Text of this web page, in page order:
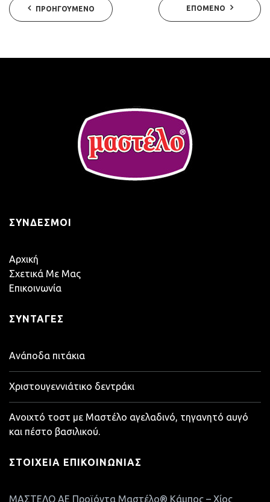
ΠΡΟΗΓΟΎΜΕΝΟ ΕΠΌΜΕΝΟ
ΣΎΝΔΕΣΜΟΙ
Αρχική
Σχετικά Με Μας
Επικοινωνία
ΣΥΝΤΑΓΈΣ
Ανάποδα πιτάκια
Χριστουγεννιάτικο δεντράκι
Ανοιχτό τοστ με Μαστέλο αγελαδινό, τηγανητό αυγό
και πέστο βασιλικού.
ΣΤΟΙΧΕΊΑ ΕΠΙΚΟΙΝΩΝΊΑΣ
ΜΑΣΤΕΛΟ ΑΕ Προϊόντα Μαστέλο® Κάμπος – Χίος